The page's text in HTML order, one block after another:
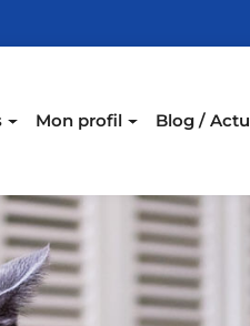
Mon profil Blog / Actu